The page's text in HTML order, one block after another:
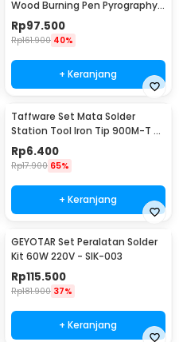
Wood Burning Pen Pyrography
60W 36 Set - CS-31 D
Rp97.500
Rp161.900 40%
+ Keranjang
Taffware Set Mata Solder
Station Tool Iron Tip 900M-T 5
PCS - BI5044
Rp6.400
Rp17.900 65%
+ Keranjang
GEYOTAR Set Peralatan Solder
Kit 60W 220V - SIK-003
Rp115.500
Rp181.900 37%
+ Keranjang